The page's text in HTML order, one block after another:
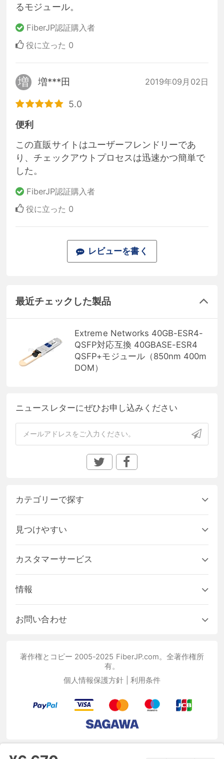
るモジュール。
FiberJP認証購入者
役に立った 0
増 増***田 2019年09月02日
5.0
便利
この直販サイトはユーザーフレンドリーであ
り、チェックアウトプロセスは迅速かつ簡単で
した。
FiberJP認証購入者
役に立った 0
レビューを書く
最近チェックした製品
Extreme Networks 40GB-ESR4-
QSFP対応互換 40GBASE-ESR4
QSFP+モジュール（850nm 400m
DOM）
ニュースレターにぜひお申し込みください
カテゴリーで探す
見つけやすい
カスタマーサービス
情報
お問い合わせ
著作権とコピー 2005-2025 FiberJP.com。全著作権所
有。
個人情報保護方針
利用条件